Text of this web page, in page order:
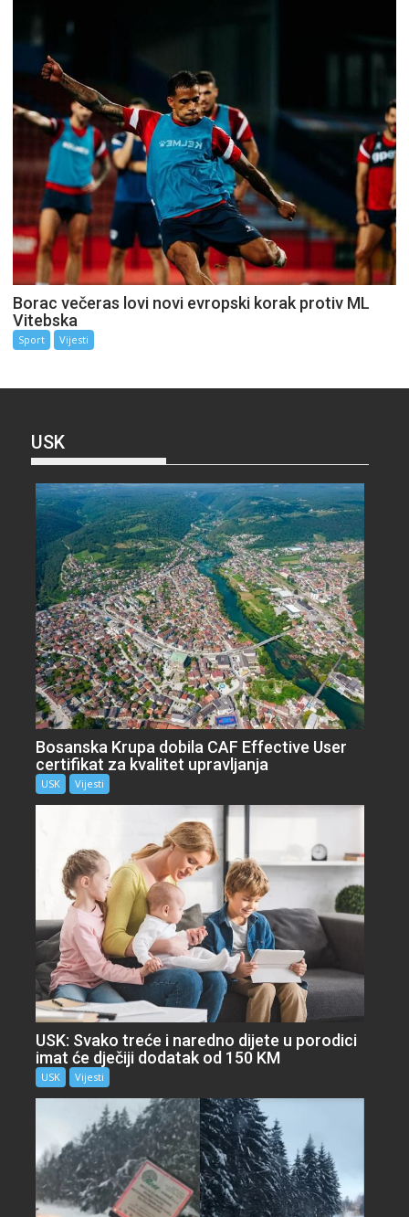
Borac večeras lovi novi evropski korak protiv ML
Vitebska
Sport Vijesti
USK
Bosanska Krupa dobila CAF Effective User
certifikat za kvalitet upravljanja
USK Vijesti
USK: Svako treće i naredno dijete u porodici
imat će dječiji dodatak od 150 KM
USK Vijesti